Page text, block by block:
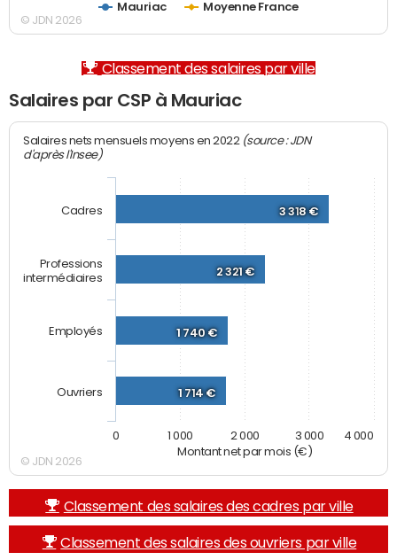
Mauriac Moyenne France
© JDN 2026
Classement des salaires par ville
Salaires par CSP à Mauriac
Montant net par mois (€)
Salaires nets mensuels moyens en 2022 (source : JDN
d'après l'Insee)
3 318 €
2 321 €
1 740 €
1 714 €
Cadres
Professions
intermédiaires
Employés
Ouvriers
0 1 000 2 000 3 000 4 000
© JDN 2026
Classement des salaires des cadres par ville
Classement des salaires des ouvriers par ville